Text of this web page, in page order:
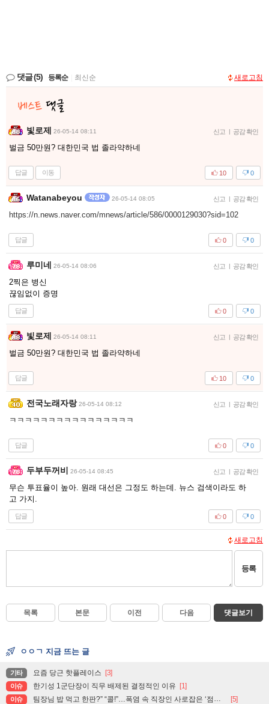
댓글(5) 등록순 최신순 새로고침
빛로제 26-05-14 08:11 신고 | 공감 확인
벌금 50만원? 대한민국 법 졸라약하네
답글 이동 0
10
Watanabeyou 26-05-14 08:05 신고 | 공감 확인
https://n.news.naver.com/mnews/article/586/0000129030?sid=102
답글 0
0
루미네 26-05-14 08:06 신고 | 공감 확인
2찍은 병신
끊임없이 증명
답글 0
0
빛로제 26-05-14 08:11 신고 | 공감 확인
벌금 50만원? 대한민국 법 졸라약하네
답글 0
10
전국노래자랑 26-05-14 08:12 신고 | 공감 확인
ㅋㅋㅋㅋㅋㅋㅋㅋㅋㅋㅋㅋㅋㅋㅋㅋ
답글 0
0
두부두꺼비 26-05-14 08:45 신고 | 공감 확인
무슨 투표율이 높아. 원래 대선은 그정도 하는데. 뉴스 검색이라도 하
고 가지.
답글 0
0
새로고침
등록
목록 본문 이전 다음 댓글보기
ㅇㅇㄱ 지금 뜨는 글
기타 요즘 당근 핫플레이스 [3]
이슈 한기성 1군단장이 직무 배제된 결정적인 이유 [1]
이슈 팀장님 밥 먹고 한판?” “콜!”…폭염 속 직장인 사로잡은 ‘점심 몰캉스’ [5]